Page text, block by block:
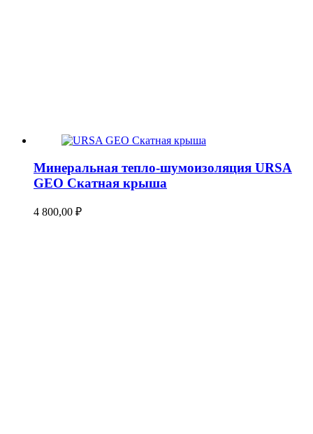
Минеральная тепло-шумоизоляция URSA
GEO Скатная крыша
4 800,00 ₽